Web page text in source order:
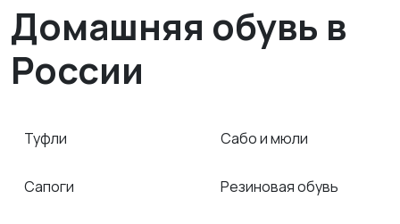
Домашняя обувь в
России
Туфли
Сапоги
Сабо и мюли
Резиновая обувь